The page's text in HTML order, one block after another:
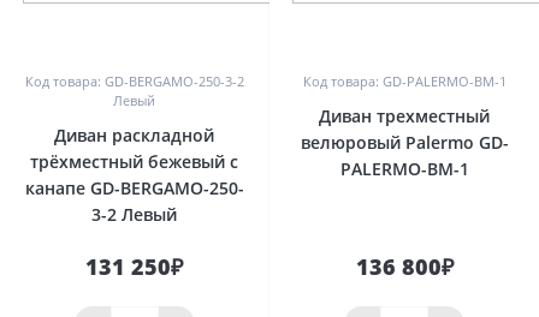
Код товара: GD-BERGAMO-250-3-2
Левый
Диван раскладной
трёхместный бежевый с
канапе GD-BERGAMO-250-
3-2 Левый
131 250₽
Код товара: GD-PALERMO-BM-1
Диван трехместный
велюровый Palermo GD-
PALERMO-BM-1
136 800₽